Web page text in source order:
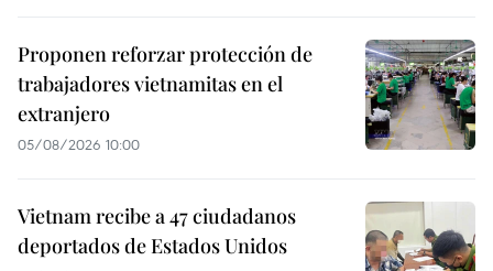
Proponen reforzar protección de
trabajadores vietnamitas en el
extranjero
05/08/2026 10:00
Vietnam recibe a 47 ciudadanos
deportados de Estados Unidos